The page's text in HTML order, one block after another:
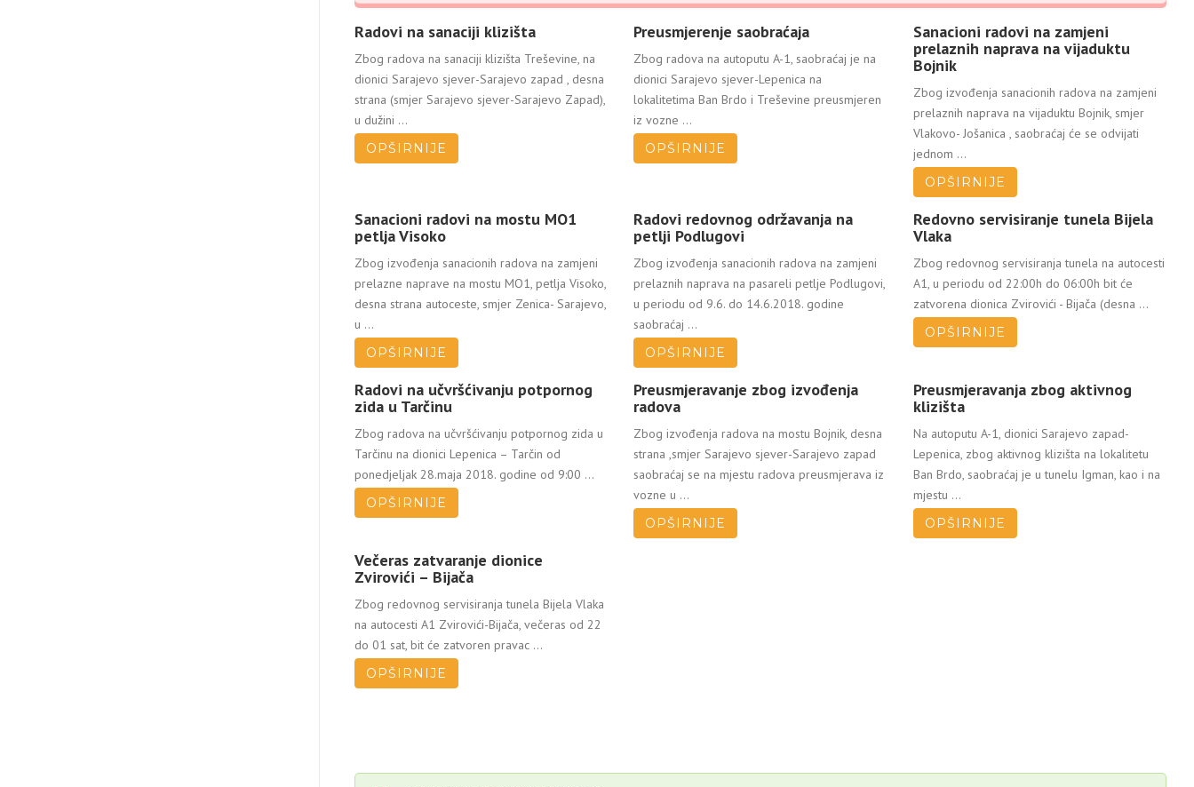
Radovi na sanaciji klizišta
Zbog radova na sanaciji klizišta Treševine, na
dionici Sarajevo sjever-Sarajevo zapad , desna
strana (smjer Sarajevo sjever-Sarajevo Zapad),
u dužini ...
OPŠIRNIJE
Preusmjerenje saobraćaja
Zbog radova na autoputu A-1, saobraćaj je na
dionici Sarajevo sjever-Lepenica na
lokalitetima Ban Brdo i Treševine preusmjeren
iz vozne ...
OPŠIRNIJE
Sanacioni radovi na zamjeni
prelaznih naprava na vijaduktu
Bojnik
Zbog izvođenja sanacionih radova na zamjeni
prelaznih naprava na vijaduktu Bojnik, smjer
Vlakovo- Jošanica , saobraćaj će se odvijati
jednom ...
OPŠIRNIJE
Sanacioni radovi na mostu MO1
petlja Visoko
Zbog izvođenja sanacionih radova na zamjeni
prelazne naprave na mostu MO1, petlja Visoko,
desna strana autoceste, smjer Zenica- Sarajevo,
u ...
OPŠIRNIJE
Radovi redovnog održavanja na
petlji Podlugovi
Zbog izvođenja sanacionih radova na zamjeni
prelaznih naprava na pasareli petlje Podlugovi,
u periodu od 9.6. do 14.6.2018. godine
saobraćaj ...
OPŠIRNIJE
Redovno servisiranje tunela Bijela
Vlaka
Zbog redovnog servisiranja tunela na autocesti
A1, u periodu od 22:00h do 06:00h bit će
zatvorena dionica Zvirovići - Bijača (desna ...
OPŠIRNIJE
Radovi na učvršćivanju potpornog
zida u Tarčinu
Zbog radova na učvršćivanju potpornog zida u
Tarčinu na dionici Lepenica – Tarčin od
ponedjeljak 28.maja 2018. godine od 9:00 ...
OPŠIRNIJE
Preusmjeravanje zbog izvođenja
radova
Zbog izvođenja radova na mostu Bojnik, desna
strana ,smjer Sarajevo sjever-Sarajevo zapad
saobraćaj se na mjestu radova preusmjerava iz
vozne u ...
OPŠIRNIJE
Preusmjeravanja zbog aktivnog
klizišta
Na autoputu A-1, dionici Sarajevo zapad-
Lepenica, zbog aktivnog klizišta na lokalitetu
Ban Brdo, saobraćaj je u tunelu Igman, kao i na
mjestu ...
OPŠIRNIJE
Večeras zatvaranje dionice
Zvirovići – Bijača
Zbog redovnog servisiranja tunela Bijela Vlaka
na autocesti A1 Zvirovići-Bijača, večeras od 22
do 01 sat, bit će zatvoren pravac ...
OPŠIRNIJE